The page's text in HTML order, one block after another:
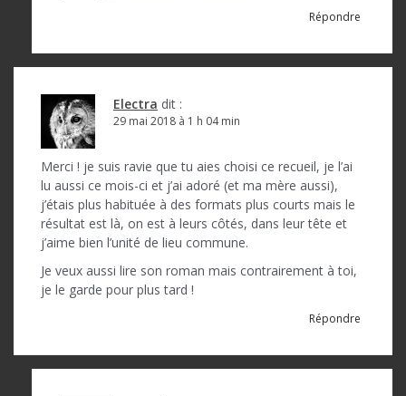
l
Répondre
Electra dit :
29 mai 2018 à 1 h 04 min
Merci ! je suis ravie que tu aies choisi ce recueil, je l’ai
lu aussi ce mois-ci et j’ai adoré (et ma mère aussi),
j’étais plus habituée à des formats plus courts mais le
résultat est là, on est à leurs côtés, dans leur tête et
j’aime bien l’unité de lieu commune.
Je veux aussi lire son roman mais contrairement à toi,
je le garde pour plus tard !
Répondre